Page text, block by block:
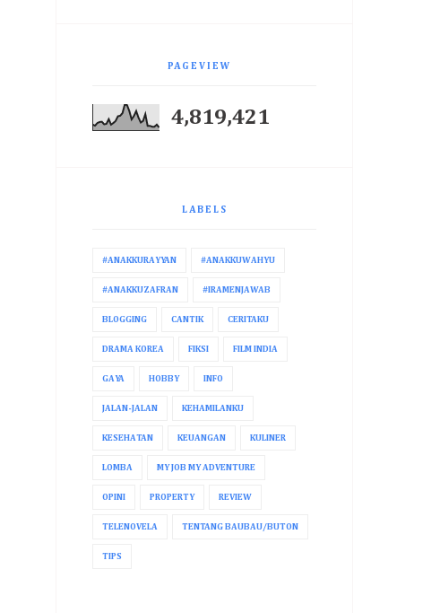
PAGEVIEW
4,819,421
LABELS
#ANAKKURAYYAN #ANAKKUWAHYU
#ANAKKUZAFRAN #IRAMENJAWAB
BLOGGING CANTIK CERITAKU
DRAMA KOREA FIKSI FILM INDIA
GAYA HOBBY INFO
JALAN-JALAN KEHAMILANKU
KESEHATAN KEUANGAN KULINER
LOMBA MY JOB MY ADVENTURE
OPINI PROPERTY REVIEW
TELENOVELA TENTANG BAUBAU/BUTON
TIPS